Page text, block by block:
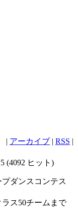
| アーカイブ | RSS |
(4092 ヒット )
ダンスコンテス
ス50チームまで